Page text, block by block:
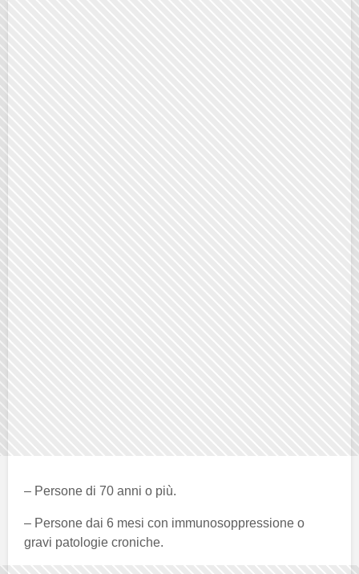
– Persone di 70 anni o più.
– Persone dai 6 mesi con immunosoppressione o
gravi patologie croniche.